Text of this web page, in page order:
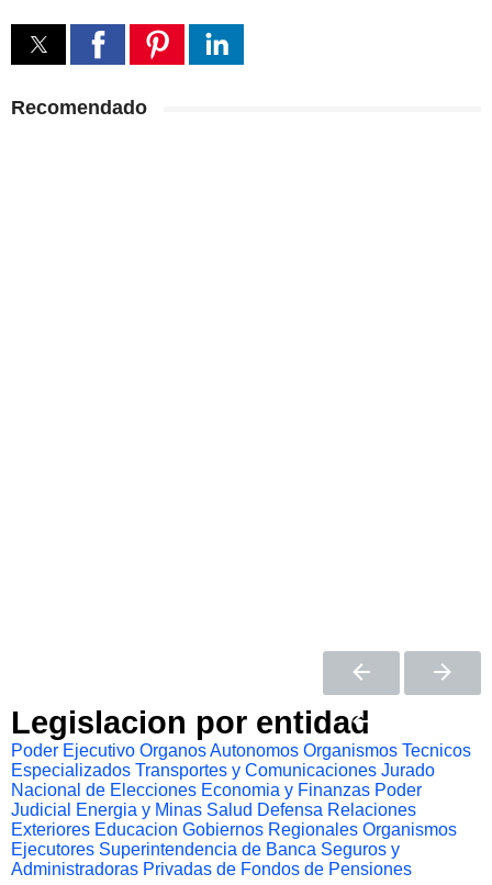
Recomendado
Legislacion por entidad
Poder Ejecutivo Organos Autonomos Organismos Tecnicos
Especializados Transportes y Comunicaciones Jurado
Nacional de Elecciones Economia y Finanzas Poder
Judicial
Energia y Minas Salud Defensa Relaciones
Exteriores Educacion Gobiernos Regionales Organismos
Ejecutores Superintendencia de Banca Seguros y
Administradoras Privadas de Fondos de Pensiones